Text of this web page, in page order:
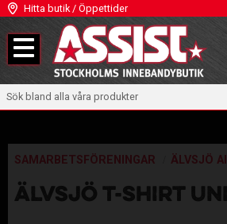
Meny
Hitta butik / Öppettider
SAMARBETSFÖRENINGAR ÄLVSJÖ
ÄLVSJÖ T-SHIRT